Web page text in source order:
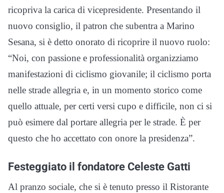
ricopriva la carica di vicepresidente. Presentando il
nuovo consiglio, il patron che subentra a Marino
Sesana, si è detto onorato di ricoprire il nuovo ruolo:
“Noi, con passione e professionalità organizziamo
manifestazioni di ciclismo giovanile; il ciclismo porta
nelle strade allegria e, in un momento storico come
quello attuale, per certi versi cupo e difficile, non ci si
può esimere dal portare allegria per le strade. È per
questo che ho accettato con onore la presidenza”.
Festeggiato il fondatore Celeste Gatti
Al pranzo sociale, che si è tenuto presso il Ristorante